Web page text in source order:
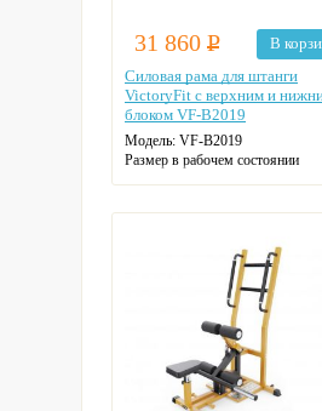
31 860 Р
В
Силовая рама для штанги
VictoryFit c верхним и
блоком VF-B2019
Модель: VF-B2019
Размер в рабочем состоянии
мм, 1,5 мм
Размеры упаковки:1 место —
209×32×14 см, 2 место —